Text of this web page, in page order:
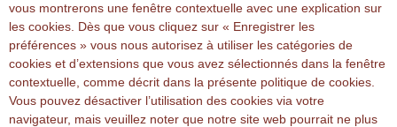
vous montrerons une fenêtre contextuelle avec une explication sur
les cookies. Dès que vous cliquez sur « Enregistrer les
préférences » vous nous autorisez à utiliser les catégories de
cookies et d’extensions que vous avez sélectionnés dans la fenêtre
contextuelle, comme décrit dans la présente politique de cookies.
Vous pouvez désactiver l’utilisation des cookies via votre
navigateur, mais veuillez noter que notre site web pourrait ne plus